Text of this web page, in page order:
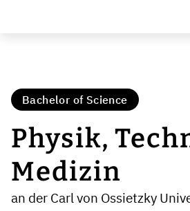
Bachelor of Science
Physik,
Medizin
an der Carl von Ossietzky